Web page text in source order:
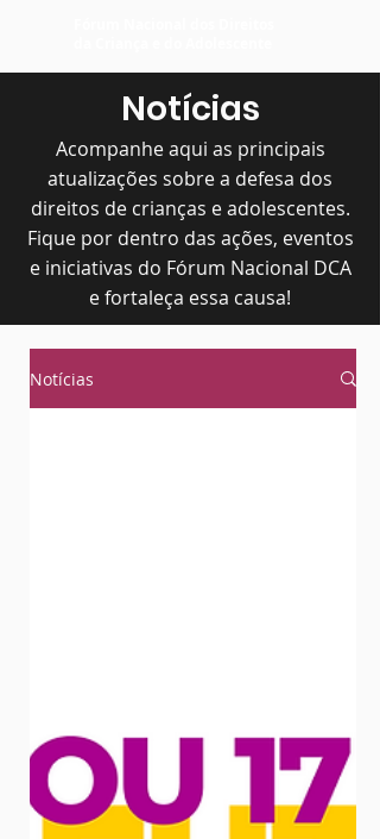
Notícias
Acompanhe aqui as principais
atualizações sobre a defesa dos
direitos de crianças e adolescentes.
Fique por dentro das ações, eventos
e iniciativas do Fórum Nacional DCA
e fortaleça essa causa!
Notícias